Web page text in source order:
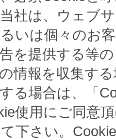
社は、ウェブ
いは個々のお
を提供する等
情報を収集す
る場合は、「
使用にご同意
下さい。